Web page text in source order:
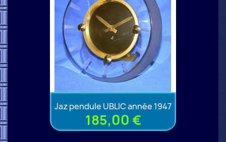
Jaz pendule UBLIC année 1947
185,00 €